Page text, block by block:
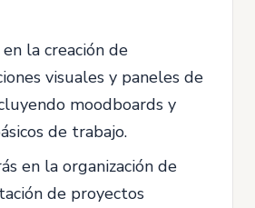
la creación de
visuales y paneles de
moodboards y
de trabajo.
en la organización de
de proyectos